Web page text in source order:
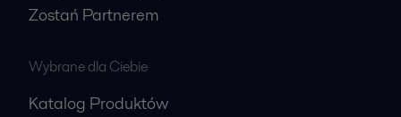
Zostań Partnerem
Wybrane dla Ciebie
Katalog Produktów